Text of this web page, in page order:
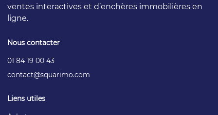
ventes interactives et d’enchères immobilières en
ligne.
Nous contacter
01 84 19 00 43
contact
squarimo com
Liens utiles